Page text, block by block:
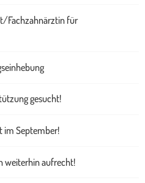
Fachzahnärztin für
gesucht!
im September!
weiterhin aufrecht!